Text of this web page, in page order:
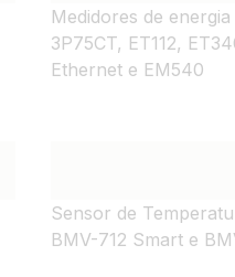
Medidores de
3P75CT, ET112,
Ethernet e EM540
Sensor de
BMV-712 Smart e